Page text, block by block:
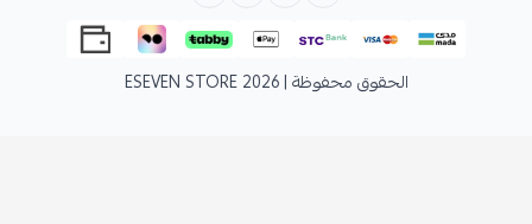
الحقوق محفوظة | 2026 ESEVEN STORE